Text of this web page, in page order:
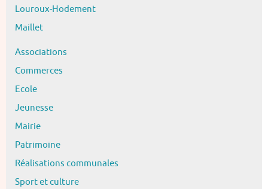
Louroux-Hodement
Maillet
Associations
Commerces
Ecole
Jeunesse
Mairie
Patrimoine
Réalisations communales
Sport et culture